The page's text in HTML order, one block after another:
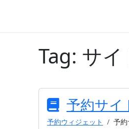
Tag: サイ
予約サイ
予約ウィジェット 予